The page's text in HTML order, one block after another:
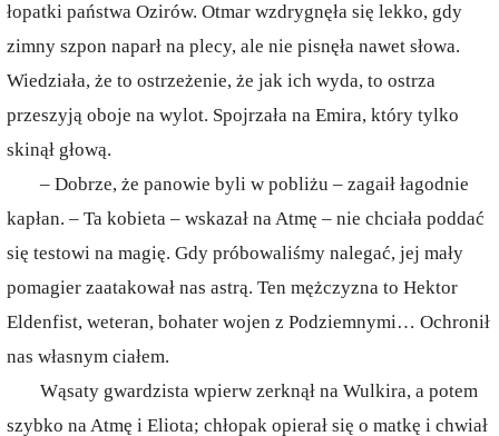
łopatki państwa Ozirów. Otmar wzdrygnęła się lekko, gdy
zimny szpon naparł na plecy, ale nie pisnęła nawet słowa.
Wiedziała, że to ostrzeżenie, że jak ich wyda, to ostrza
przeszyją oboje na wylot. Spojrzała na Emira, który tylko
skinął głową.
– Dobrze, że panowie byli w pobliżu – zagaił łagodnie
kapłan. – Ta kobieta – wskazał na Atmę – nie chciała poddać
się testowi na magię. Gdy próbowaliśmy nalegać, jej mały
pomagier zaatakował nas astrą. Ten mężczyzna to Hektor
Eldenfist, weteran, bohater wojen z Podziemnymi… Ochronił
nas własnym ciałem.
Wąsaty gwardzista wpierw zerknął na Wulkira, a potem
szybko na Atmę i Eliota; chłopak opierał się o matkę i chwiał